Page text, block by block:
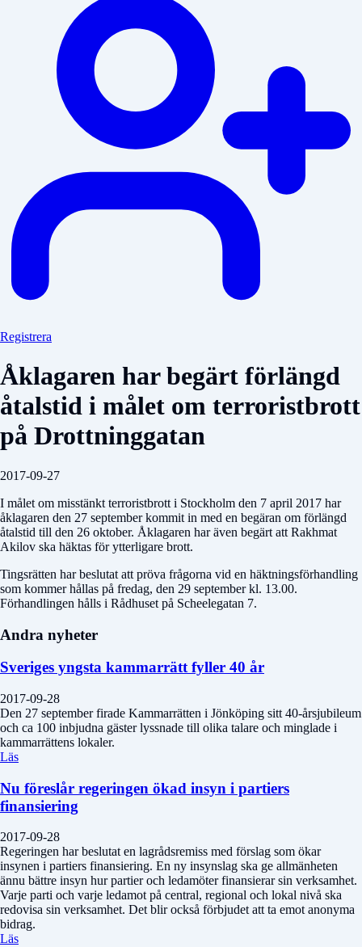
Registrera
Åklagaren har begärt förlängd
åtalstid i målet om terroristbrott
på Drottninggatan
2017-09-27
I målet om misstänkt terroristbrott i Stockholm den 7 april 2017 har
åklagaren den 27 september kommit in med en begäran om förlängd
åtalstid till den 26 oktober. Åklagaren har även begärt att Rakhmat
Akilov ska häktas för ytterligare brott.
Tingsrätten har beslutat att pröva frågorna vid en häktningsförhandling
som kommer hållas på fredag, den 29 september kl. 13.00.
Förhandlingen hålls i Rådhuset på Scheelegatan 7.
Andra nyheter
Sveriges yngsta kammarrätt fyller 40 år
2017-09-28
Den 27 september firade Kammarrätten i Jönköping sitt 40-årsjubileum
och ca 100 inbjudna gäster lyssnade till olika talare och minglade i
kammarrättens lokaler.
Läs
Nu föreslår regeringen ökad insyn i partiers
finansiering
2017-09-28
Regeringen har beslutat en lagrådsremiss med förslag som ökar
insynen i partiers finansiering. En ny insynslag ska ge allmänheten
ännu bättre insyn hur partier och ledamöter finansierar sin verksamhet.
Varje parti och varje ledamot på central, regional och lokal nivå ska
redovisa sin verksamhet. Det blir också förbjudet att ta emot anonyma
bidrag.
Läs